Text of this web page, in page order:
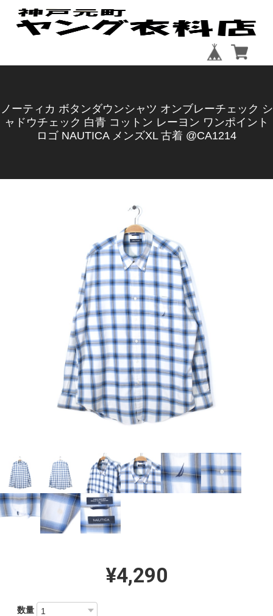
ノーティカ ボタンダウンシャツ オンブレーチェック シ
ャドウチェック 白青 コットン レーヨン ワンポイント
ロゴ NAUTICA メンズXL 古着 @CA1214
¥4,290
数量